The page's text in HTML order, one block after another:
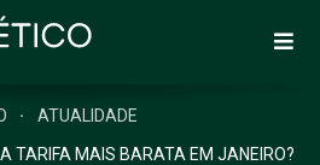
ATUALIDADE
TARIFA MAIS BARATA EM JANEIRO?